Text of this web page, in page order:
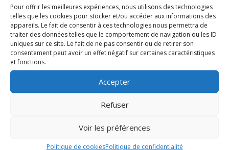
Pour offrir les meilleures expériences, nous utilisons des technologies
telles que les cookies pour stocker et/ou accéder aux informations des
appareils. Le fait de consentir à ces technologies nous permettra de
traiter des données telles que le comportement de navigation ou les ID
uniques sur ce site. Le fait de ne pas consentir ou de retirer son
consentement peut avoir un effet négatif sur certaines caractéristiques
et fonctions.
Accepter
Refuser
Voir les préférences
Politique de cookiesPolitique de confidentialité
Textes de référence
Questions ? Réponses !
a-t-il les mêmes droits qu'un salarié français ?